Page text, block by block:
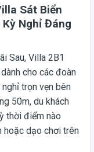
Sát Biển
Nghỉ Đáng
Sau, Villa 2B1
cho các đoàn
trọn vẹn bên
50m, du khách
thời điểm nào
hoặc dạo chơi trên